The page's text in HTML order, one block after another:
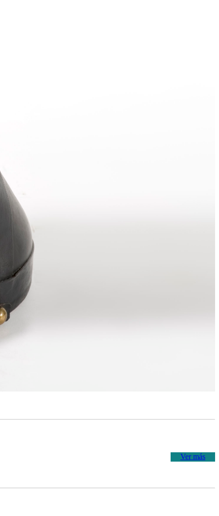
Ver más